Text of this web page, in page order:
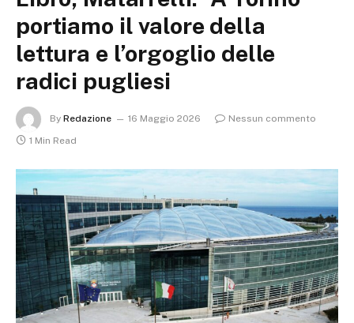
portiamo il valore della
lettura e l’orgoglio delle
radici pugliesi
By Redazione 16 Maggio 2026
Nessun commento
1 Min Read